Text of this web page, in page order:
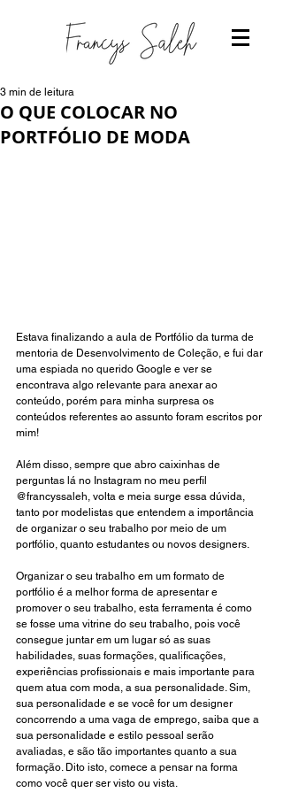
O QUE COLOCAR NO
PORTFÓLIO DE MODA
3 min de leitura
Estava finalizando a aula de Portfólio da turma de
mentoria de Desenvolvimento de Coleção, e fui dar
uma espiada no querido Google e ver se
encontrava algo relevante para anexar ao
conteúdo, porém para minha surpresa os
conteúdos referentes ao assunto foram escritos por
mim!
Além disso, sempre que abro caixinhas de
perguntas lá no Instagram no meu perfil
@francyssaleh , volta e meia surge essa dúvida,
tanto por modelistas que entendem a importância
de organizar o seu trabalho por meio de um
portfólio, quanto estudantes ou novos designers.
Organizar o seu trabalho em um formato de
portfólio é a melhor forma de apresentar e
promover o seu trabalho, esta ferramenta é como
se fosse uma vitrine do seu trabalho, pois você
consegue juntar em um lugar só as suas
habilidades, suas formações, qualificações,
experiências profissionais e mais importante para
quem atua com moda, a sua personalidade. Sim,
sua personalidade e se você for um designer
concorrendo a uma vaga de emprego, saiba que a
sua personalidade e estilo pessoal serão
avaliadas, e são tão importantes quanto a sua
formação. Dito isto, comece a pensar na forma
como você quer ser visto ou vista.